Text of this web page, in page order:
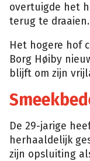
overtuigde het
terug te draaien.
Het hogere hof
Borg Høiby
blijft om zijn
De 29-jarige
herhaaldelijk
zijn opsluiting